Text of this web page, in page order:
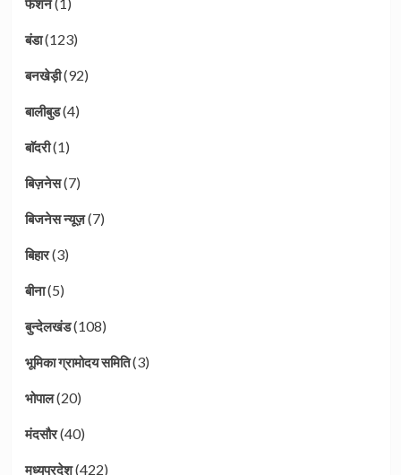
फेशन(1)
बंडा(123)
बनखेड़ी(92)
बालीबुड(4)
बाॅदरी(1)
बिज़नेस(7)
बिजनेस न्यूज़(7)
बिहार(3)
बीना(5)
बुन्देलखंड(108)
भूमिका ग्रामोदय समिति(3)
भोपाल(20)
मंदसौर(40)
मध्यप्रदेश(422)